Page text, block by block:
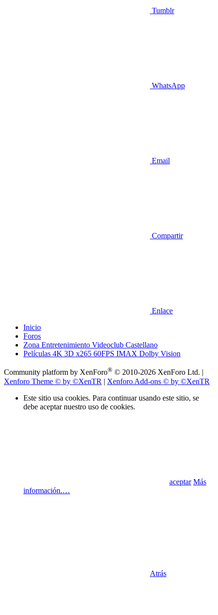
Tumblr
WhatsApp
Email
Compartir
Enlace
Inicio
Foros
Zona Entretenimiento Videoclub Castellano
Películas 4K 3D x265 60FPS IMAX Dolby Vision
Community platform by XenForo® © 2010-2026 XenForo Ltd.
Xenforo Theme © by ©XenTR | Xenforo Add-ons © by ©XenTR
Este sitio usa cookies. Para continuar usando este sitio, se
debe aceptar nuestro uso de cookies.
aceptar Más
información.…
Atrás